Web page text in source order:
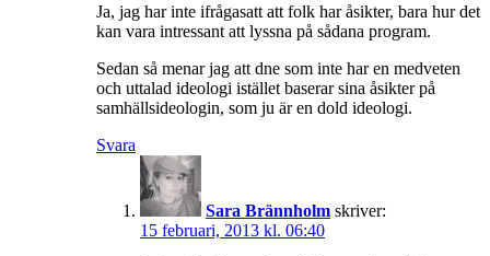
Ja, jag har inte ifrågasatt att folk har åsikter, bara hur det
kan vara intressant att lyssna på sådana program.
Sedan så menar jag att dne som inte har en medveten
och uttalad ideologi istället baserar sina åsikter på
samhällsideologin, som ju är en dold ideologi.
Svara
Sara Brännholm skriver:
15 februari, 2013 kl. 06:40